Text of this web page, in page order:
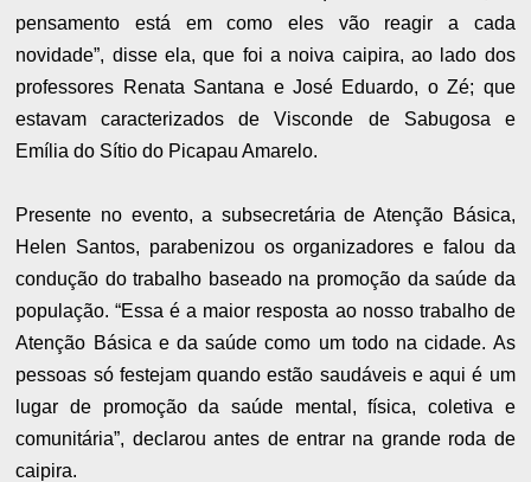
pensamento está em como eles vão reagir a cada
novidade”, disse ela, que foi a noiva caipira, ao lado dos
professores Renata Santana e José Eduardo, o Zé; que
estavam caracterizados de Visconde de Sabugosa e
Emília do Sítio do Picapau Amarelo.
Presente no evento, a subsecretária de Atenção Básica,
Helen Santos, parabenizou os organizadores e falou da
condução do trabalho baseado na promoção da saúde da
população. “Essa é a maior resposta ao nosso trabalho de
Atenção Básica e da saúde como um todo na cidade. As
pessoas só festejam quando estão saudáveis e aqui é um
lugar de promoção da saúde mental, física, coletiva e
comunitária”, declarou antes de entrar na grande roda de
caipira.